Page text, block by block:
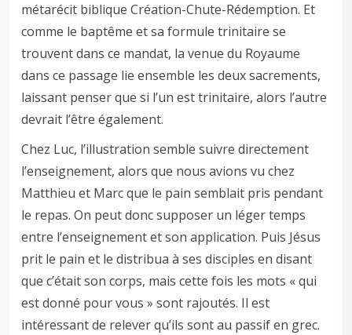
métarécit biblique Création-Chute-Rédemption. Et
comme le baptême et sa formule trinitaire se
trouvent dans ce mandat, la venue du Royaume
dans ce passage lie ensemble les deux sacrements,
laissant penser que si l’un est trinitaire, alors l’autre
devrait l’être également.
Chez Luc, l’illustration semble suivre directement
l’enseignement, alors que nous avions vu chez
Matthieu et Marc que le pain semblait pris pendant
le repas. On peut donc supposer un léger temps
entre l’enseignement et son application. Puis Jésus
prit le pain et le distribua à ses disciples en disant
que c’était son corps, mais cette fois les mots « qui
est donné pour vous » sont rajoutés. Il est
intéressant de relever qu’ils sont au passif en grec.